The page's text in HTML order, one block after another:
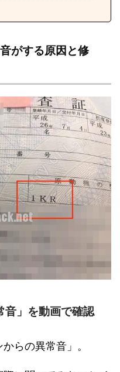
がする原因と修
音」を動画で確認
らの異常音」。